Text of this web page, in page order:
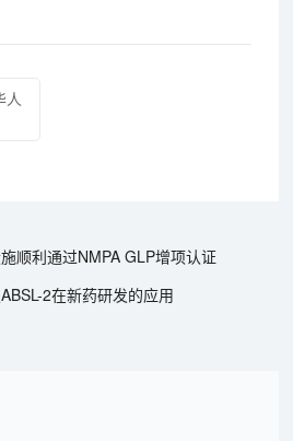
人
顺利通过NMPA GLP增项认证
2在新药研发的应用